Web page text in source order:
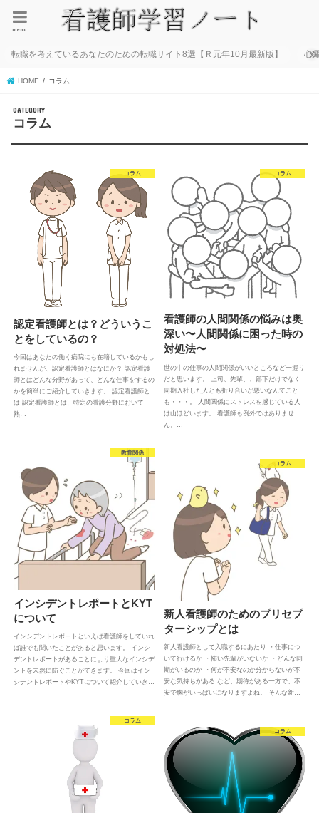
menu
転職を考えているあなたのための転職サイト8選【Ｒ元年10月最新版】 心
HOME コラム
コラム
コラム
認定看護師とは？どういうこ
とをしているの？
今回はあなたの働く病院にも在籍しているかもし
れませんが、認定看護師とはなにか？ 認定看護
師とはどんな分野があって、どんな仕事をするの
かを簡単にご紹介していきます。 認定看護師と
は 認定看護師とは、特定の看護分野において
熟…
コラム
看護師の人間関係の悩みは奥
深い〜人間関係に困った時の
対処法〜
世の中の仕事の人間関係がいいところなど一握り
だと思います。 上司、先輩、、部下だけでなく
同期入社した人とも折り合いが悪いなんてこと
も・・・。 人間関係にストレスを感じている人
は山ほどいます。 看護師も例外ではありませ
ん。…
教育関係
インシデントレポートとKYT
について
インシデントレポートといえば看護師をしていれ
ば誰でも聞いたことがあると思います。 インシ
デントレポートがあることにより重大なインシデ
ントを未然に防ぐことができます。 今回はイン
シデントレポートやKYTについて紹介していき…
コラム
新人看護師のためのプリセプ
ターシップとは
新人看護師として入職するにあたり ・仕事につ
いて行けるか ・怖い先輩がいないか ・どんな同
期がいるのか ・何が不安なのか分からないが不
安な気持ちがある など、期待がある一方で、不
安で胸がいっぱいになりますよね。 そんな新…
コラム
コラム